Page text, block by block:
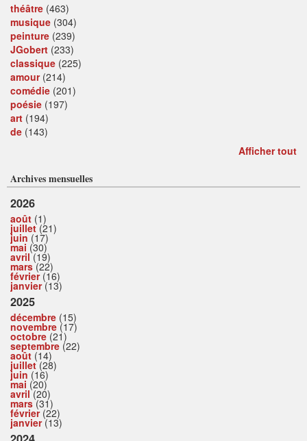
théâtre (463)
musique (304)
peinture (239)
JGobert (233)
classique (225)
amour(214)
comédie (201)
poésie (197)
art (194)
de (143)
Afficher tout
Archives mensuelles
2026
août (1)
juillet(21)
juin (17)
mai (30)
avril(19)
mars(22)
février(16)
janvier(13)
2025
décembre (15)
novembre (17)
octobre (21)
septembre (22)
août (14)
juillet(28)
juin (16)
mai (20)
avril(20)
mars(31)
février(22)
janvier(13)